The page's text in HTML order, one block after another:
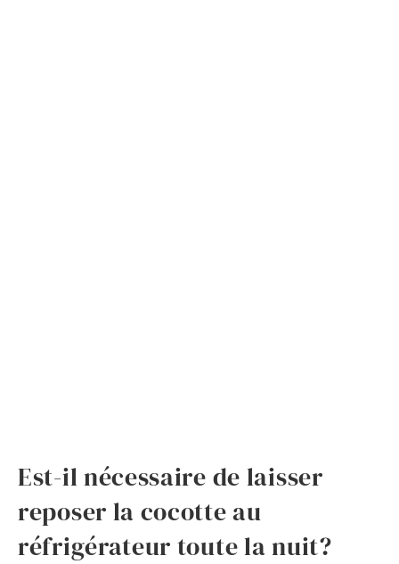
Est-il nécessaire de laisser
reposer la cocotte au
réfrigérateur toute la nuit?